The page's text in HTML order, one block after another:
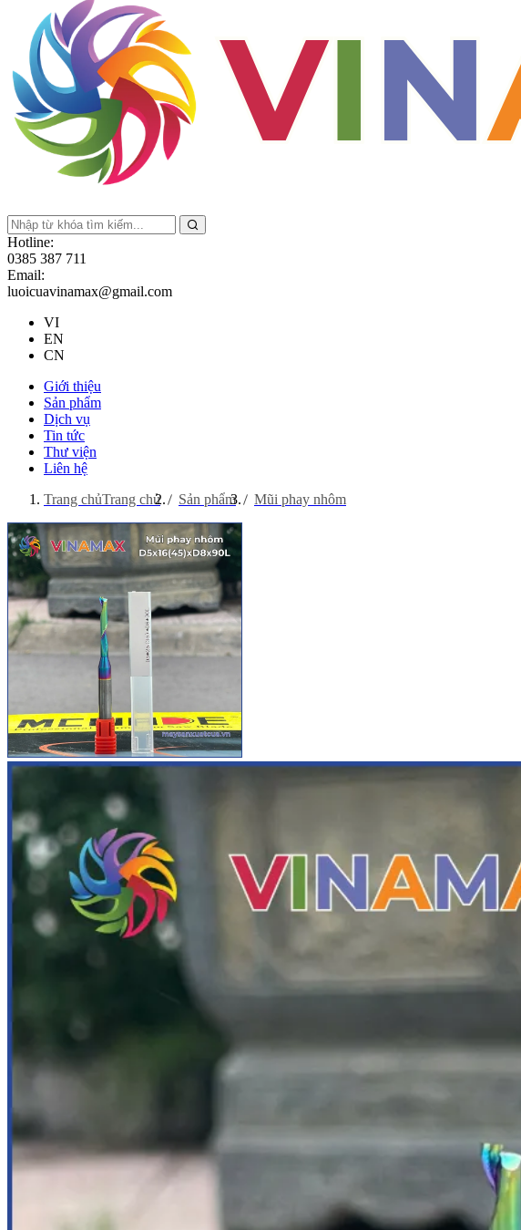
Hotline:
0385 387 711
Email:
luoicuavinamax@gmail.com
VI
EN
CN
Giới thiệu
Sản phẩm
Dịch vụ
Tin tức
Thư viện
Liên hệ
Trang chủTrang chủ Sản phẩm Mũi phay nhôm